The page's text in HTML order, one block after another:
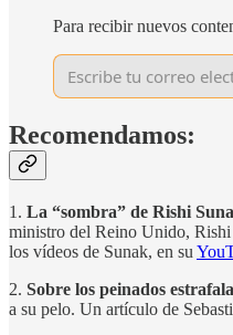
Para recibir nuevos
Recomendamos:
1. La “sombra” de Rishi
ministro del Reino Unido, Rishi
los vídeos de Sunak, en su
2. Sobre los peinados
a su pelo. Un artículo de